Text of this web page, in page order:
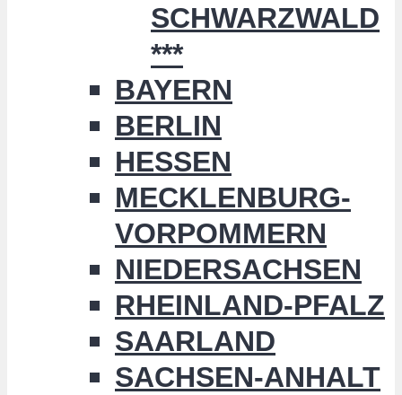
SCHWARZWALD
***
BAYERN
BERLIN
HESSEN
MECKLENBURG-
VORPOMMERN
NIEDERSACHSEN
RHEINLAND-PFALZ
SAARLAND
SACHSEN-ANHALT